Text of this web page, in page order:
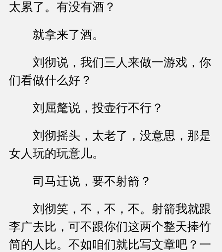
太累了。有没有酒？
就拿来了酒。
刘彻说，我们三人来做一游戏，你
们看做什么好？
刘屈氂说，投壶行不行？
刘彻摇头，太老了，没意思，那是
女人玩的玩意儿。
司马迁说，要不射箭？
刘彻笑，不，不，不。射箭我就跟
李广去比，可不跟你们这两个整天捧竹
简的人比。不如咱们就比写文章吧？一